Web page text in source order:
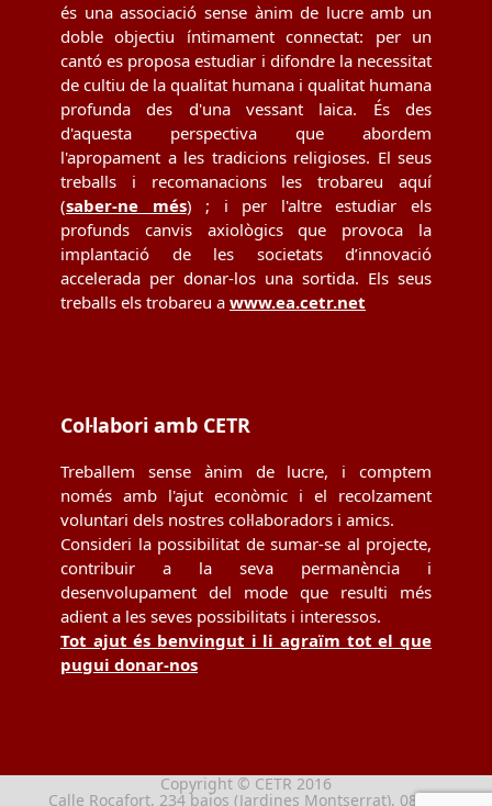
és una associació sense ànim de lucre amb un
doble objectiu íntimament connectat: per un
cantó es proposa estudiar i difondre la necessitat
de cultiu de la qualitat humana i qualitat humana
profunda des d'una vessant laica. És des
d'aquesta perspectiva que abordem
l'apropament a les tradicions religioses. El seus
treballs i recomanacions les trobareu aquí
(saber-ne més) ; i per l'altre estudiar els
profunds canvis axiològics que provoca la
implantació de les societats d’innovació
accelerada per donar-los una sortida. Els seus
treballs els trobareu a www.ea.cetr.net
Col·labori amb CETR
Treballem sense ànim de lucre, i comptem
només amb l'ajut econòmic i el recolzament
voluntari dels nostres col·laboradors i amics.
Consideri la possibilitat de sumar-se al projecte,
contribuir a la seva permanència i
desenvolupament del mode que resulti més
adient a les seves possibilitats i interessos.
Tot ajut és benvingut i li agraïm tot el que
pugui donar-nos
Copyright © CETR 2016
Calle Rocafort, 234 bajos (Jardines Montserrat), 08029